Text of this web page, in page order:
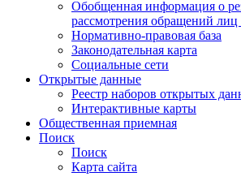
Обобщенная информация о
рассмотрения обращений
Нормативно-правовая база
Законодательная карта
Социальные сети
Открытые данные
Реестр наборов открытых
Интерактивные карты
Общественная приемная
Поиск
Поиск
Карта сайта